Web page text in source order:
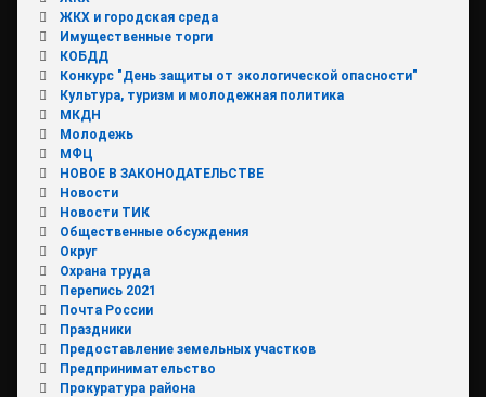
ЖКХ и городская среда
Имущественные торги
КОБДД
Конкурс "День защиты от экологической опасности"
Культура, туризм и молодежная политика
МКДН
Молодежь
МФЦ
НОВОЕ В ЗАКОНОДАТЕЛЬСТВЕ
Новости
Новости ТИК
Общественные обсуждения
Округ
Охрана труда
Перепись 2021
Почта России
Праздники
Предоставление земельных участков
Предпринимательство
Прокуратура района